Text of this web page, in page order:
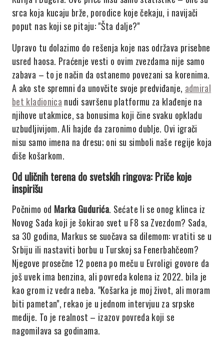
srca koja kucaju brže, porodice koje čekaju, i navijači
poput nas koji se pitaju: "Šta dalje?"
Upravo tu dolazimo do rešenja koje nas održava prisebne
usred haosa. Praćenje vesti o ovim zvezdama nije samo
zabava – to je način da ostanemo povezani sa korenima.
A ako ste spremni da unovčite svoje predviđanje, admiral
bet kladionica nudi savršenu platformu za klađenje na
njihove utakmice, sa bonusima koji čine svaku opkladu
uzbudljivijom. Ali hajde da zaronimo dublje. Ovi igrači
nisu samo imena na dresu; oni su simboli naše regije koja
diše košarkom.
Od uličnih terena do svetskih ringova: Priče koje
inspirišu
Počnimo od Marka Gudurića. Sećate li se onog klinca iz
Novog Sada koji je šokirao svet u F8 sa Zvezdom? Sada,
sa 30 godina, Markus se suočava sa dilemom: vratiti se u
Srbiju ili nastaviti borbu u Turskoj sa Fenerbahčeom?
Njegove prosečne 12 poena po meču u Evroligi govore da
još uvek ima benzina, ali povreda kolena iz 2022. bila je
kao grom iz vedra neba. "Košarka je moj život, ali moram
biti pametan", rekao je u jednom intervjuu za srpske
medije. To je realnost – izazov povreda koji se
nagomilava sa godinama.